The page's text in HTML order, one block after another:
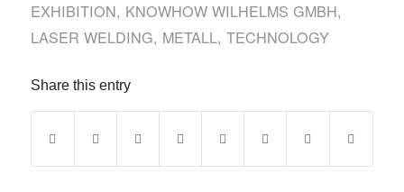
EXHIBITION, KNOWHOW WILHELMS GMBH,
LASER WELDING, METALL, TECHNOLOGY
Share this entry